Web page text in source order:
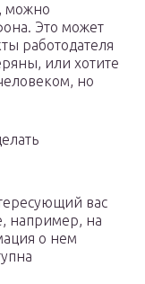
можно
Это может
работодателя
или хотите
но
вас
например, на
о нем